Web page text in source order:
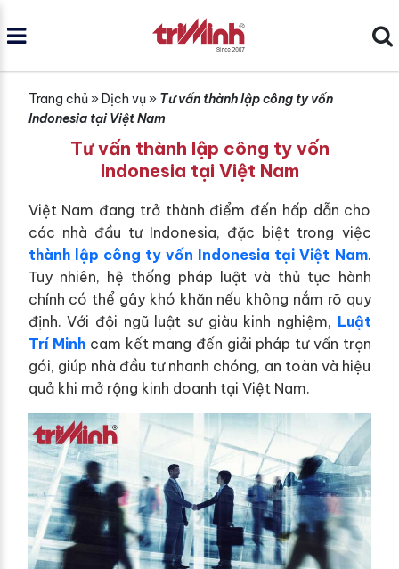
Trang chủ» Dịch vụ» Tư vấn thành lập công ty vốn
Indonesia tại Việt Nam
Tư vấn thành lập công ty vốn
Indonesia tại Việt Nam
Việt Nam đang trở thành điểm đến hấp dẫn cho
các nhà đầu tư Indonesia, đặc biệt trong việc
thành lập công ty vốn Indonesia tại Việt Nam.
Tuy nhiên, hệ thống pháp luật và thủ tục hành
chính có thể gây khó khăn nếu không nắm rõ quy
định. Với đội ngũ luật sư giàu kinh nghiệm, Luật
Trí Minh cam kết mang đến giải pháp tư vấn trọn
gói, giúp nhà đầu tư nhanh chóng, an toàn và hiệu
quả khi mở rộng kinh doanh tại Việt Nam.